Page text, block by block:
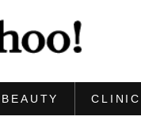
BEAUTY CLINIC